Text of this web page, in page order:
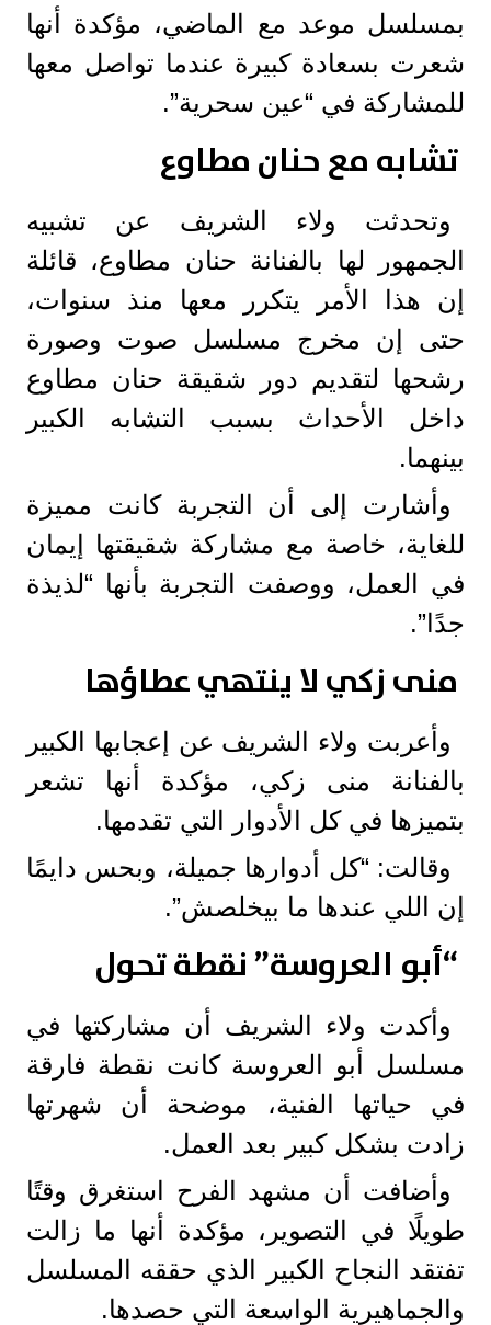
بمسلسل موعد مع الماضي، مؤكدة أنها
شعرت بسعادة كبيرة عندما تواصل معها
للمشاركة في “عين سحرية”.
تشابه مع حنان مطاوع
وتحدثت ولاء الشريف عن تشبيه
الجمهور لها بالفنانة حنان مطاوع، قائلة
إن هذا الأمر يتكرر معها منذ سنوات،
حتى إن مخرج مسلسل صوت وصورة
رشحها لتقديم دور شقيقة حنان مطاوع
داخل الأحداث بسبب التشابه الكبير
بينهما.
وأشارت إلى أن التجربة كانت مميزة
للغاية، خاصة مع مشاركة شقيقتها إيمان
في العمل، ووصفت التجربة بأنها “لذيذة
جدًا”.
منى زكي لا ينتهي عطاؤها
وأعربت ولاء الشريف عن إعجابها الكبير
بالفنانة منى زكي، مؤكدة أنها تشعر
بتميزها في كل الأدوار التي تقدمها.
وقالت: “كل أدوارها جميلة، وبحس دايمًا
إن اللي عندها ما بيخلصش”.
“أبو العروسة” نقطة تحول
وأكدت ولاء الشريف أن مشاركتها في
مسلسل أبو العروسة كانت نقطة فارقة
في حياتها الفنية، موضحة أن شهرتها
زادت بشكل كبير بعد العمل.
وأضافت أن مشهد الفرح استغرق وقتًا
طويلًا في التصوير، مؤكدة أنها ما زالت
تفتقد النجاح الكبير الذي حققه المسلسل
والجماهيرية الواسعة التي حصدها.